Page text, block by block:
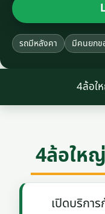
รถมีหลังคา มีคนยกข
4ล้อใ
4ล้อให
เปิดบริการ